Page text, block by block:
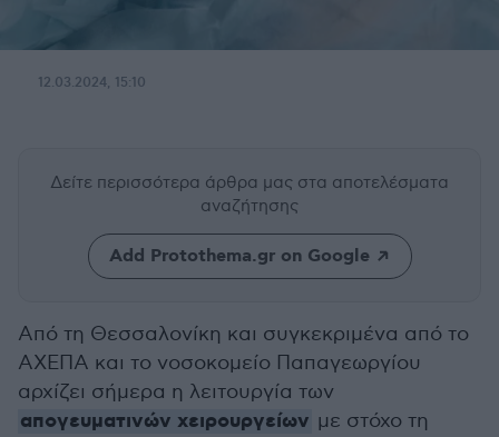
12.03.2024, 15:10
Δείτε περισσότερα άρθρα μας στα αποτελέσματα
αναζήτησης
Add Protothema.gr on Google
Από τη Θεσσαλονίκη και συγκεκριμένα από το
ΑΧΕΠΑ και το νοσοκομείο Παπαγεωργίου
αρχίζει σήμερα η λειτουργία των
απογευματινών χειρουργείων με στόχο τη